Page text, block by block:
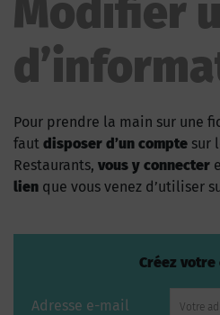
Modifier
Pour prendre la main sur une
faut disposer d’un compte sur
Restaurants, vous y connecter
lien que vous venez d’utiliser
Créez
Adresse e-mail